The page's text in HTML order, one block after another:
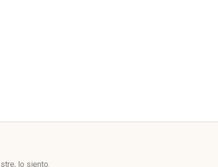
lo siento.